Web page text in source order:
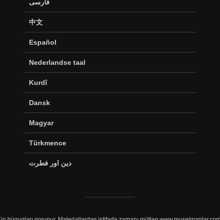
فارسی
中文
Español
Nederlandse taal
Kurdî
Dansk
Magyar
Türkmence
دین اور فطرت